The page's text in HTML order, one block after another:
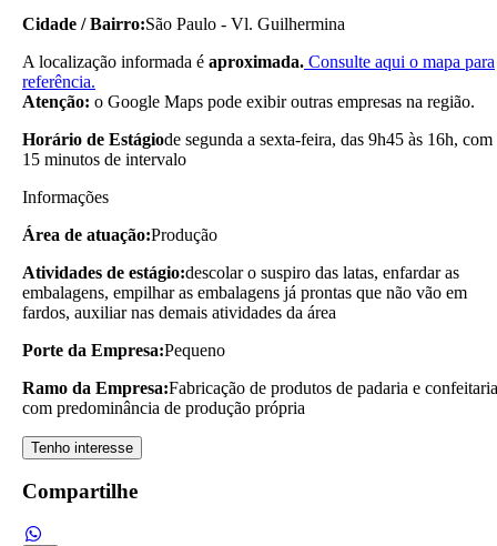
Cidade / Bairro:São Paulo - Vl. Guilhermina
A localização informada é aproximada. Consulte aqui o mapa para
referência.
Atenção: o Google Maps pode exibir outras empresas na região.
Horário de Estágiode segunda a sexta-feira, das 9h45 às 16h, com
15 minutos de intervalo
Informações
Área de atuação:Produção
Atividades de estágio:descolar o suspiro das latas, enfardar as
embalagens, empilhar as embalagens já prontas que não vão em
fardos, auxiliar nas demais atividades da área
Porte da Empresa:Pequeno
Ramo da Empresa:Fabricação de produtos de padaria e confeitaria
com predominância de produção própria
Tenho interesse
Compartilhe